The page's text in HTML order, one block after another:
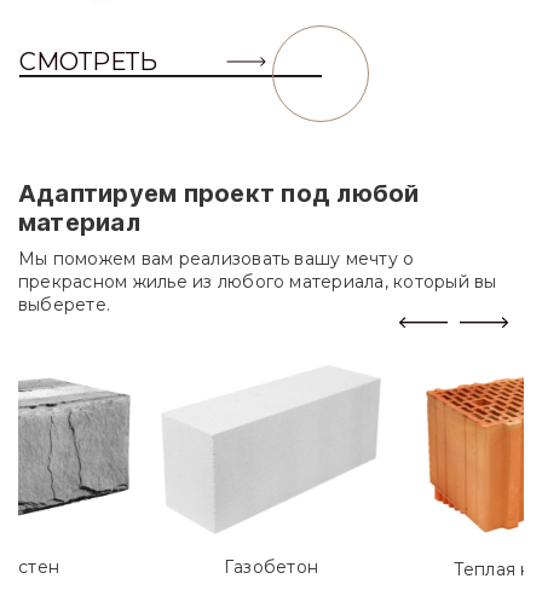
СМОТРЕТЬ
Адаптируем проект под любой
материал
Мы поможем вам реализовать вашу мечту о
прекрасном жилье из любого материала, который вы
выберете.
Газобетон Теплая